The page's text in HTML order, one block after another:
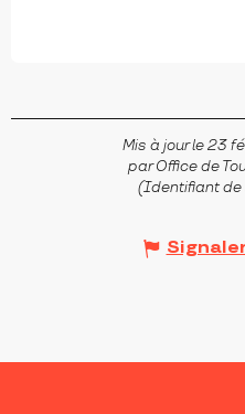
Mis à jour le 23
par Office de
(Identifiant de